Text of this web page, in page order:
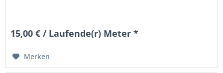
15,00 € / Laufende(r) Meter *
Merken